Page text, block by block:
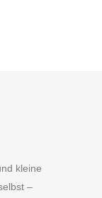
kleine
–